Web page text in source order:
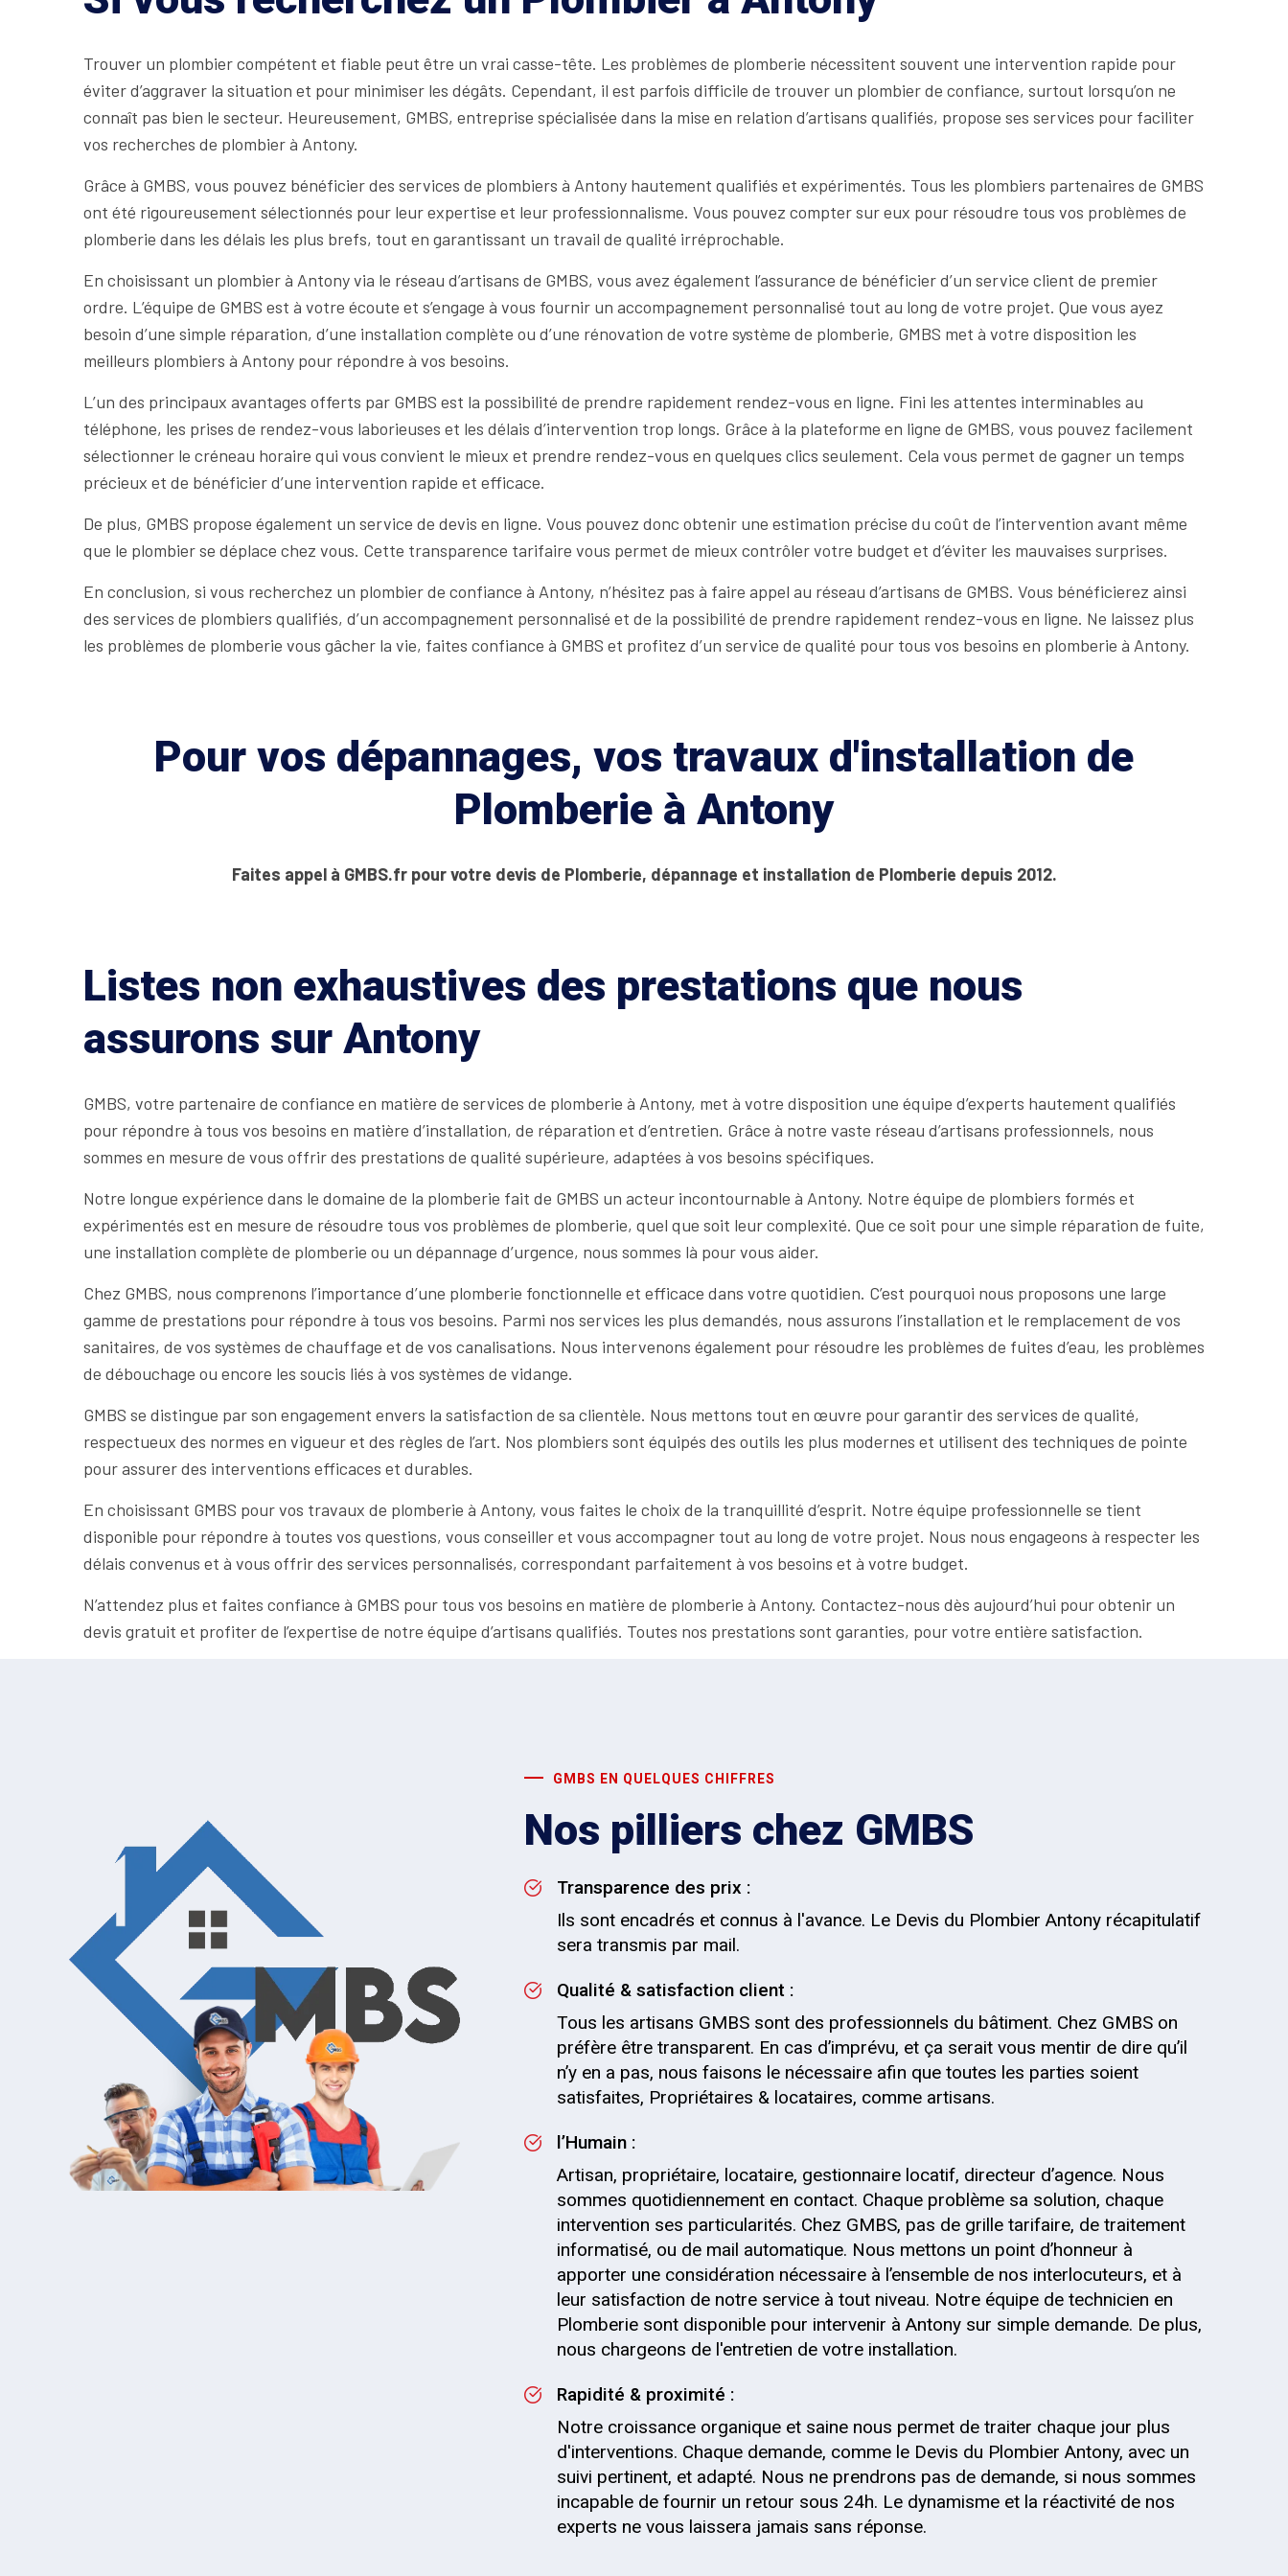
Trouver un plombier compétent et fiable peut être un vrai casse-tête. Les problèmes de plomberie nécessitent souvent une intervention rapide pour
éviter d’aggraver la situation et pour minimiser les dégâts. Cependant, il est parfois difficile de trouver un plombier de confiance, surtout lorsqu’on ne
connaît pas bien le secteur. Heureusement, GMBS, entreprise spécialisée dans la mise en relation d’artisans qualifiés, propose ses services pour faciliter
vos recherches de plombier à Antony.
Grâce à GMBS, vous pouvez bénéficier des services de plombiers à Antony hautement qualifiés et expérimentés. Tous les plombiers partenaires de GMBS
ont été rigoureusement sélectionnés pour leur expertise et leur professionnalisme. Vous pouvez compter sur eux pour résoudre tous vos problèmes de
plomberie dans les délais les plus brefs, tout en garantissant un travail de qualité irréprochable.
En choisissant un plombier à Antony via le réseau d’artisans de GMBS, vous avez également l’assurance de bénéficier d’un service client de premier
ordre. L’équipe de GMBS est à votre écoute et s’engage à vous fournir un accompagnement personnalisé tout au long de votre projet. Que vous ayez
besoin d’une simple réparation, d’une installation complète ou d’une rénovation de votre système de plomberie, GMBS met à votre disposition les
meilleurs plombiers à Antony pour répondre à vos besoins.
L’un des principaux avantages offerts par GMBS est la possibilité de prendre rapidement rendez-vous en ligne. Fini les attentes interminables au
téléphone, les prises de rendez-vous laborieuses et les délais d’intervention trop longs. Grâce à la plateforme en ligne de GMBS, vous pouvez facilement
sélectionner le créneau horaire qui vous convient le mieux et prendre rendez-vous en quelques clics seulement. Cela vous permet de gagner un temps
précieux et de bénéficier d’une intervention rapide et efficace.
De plus, GMBS propose également un service de devis en ligne. Vous pouvez donc obtenir une estimation précise du coût de l’intervention avant même
que le plombier se déplace chez vous. Cette transparence tarifaire vous permet de mieux contrôler votre budget et d’éviter les mauvaises surprises.
En conclusion, si vous recherchez un plombier de confiance à Antony, n’hésitez pas à faire appel au réseau d’artisans de GMBS. Vous bénéficierez ainsi
des services de plombiers qualifiés, d’un accompagnement personnalisé et de la possibilité de prendre rapidement rendez-vous en ligne. Ne laissez plus
les problèmes de plomberie vous gâcher la vie, faites confiance à GMBS et profitez d’un service de qualité pour tous vos besoins en plomberie à Antony.
Pour vos dépannages, vos travaux d'installation de
Plomberie à Antony
Faites appel à GMBS.fr pour votre devis de Plomberie, dépannage et installation de Plomberie depuis 2012.
Listes non exhaustives des prestations que nous
assurons sur Antony
GMBS, votre partenaire de confiance en matière de services de plomberie à Antony, met à votre disposition une équipe d’experts hautement qualifiés
pour répondre à tous vos besoins en matière d’installation, de réparation et d’entretien. Grâce à notre vaste réseau d’artisans professionnels, nous
sommes en mesure de vous offrir des prestations de qualité supérieure, adaptées à vos besoins spécifiques.
Notre longue expérience dans le domaine de la plomberie fait de GMBS un acteur incontournable à Antony. Notre équipe de plombiers formés et
expérimentés est en mesure de résoudre tous vos problèmes de plomberie, quel que soit leur complexité. Que ce soit pour une simple réparation de fuite,
une installation complète de plomberie ou un dépannage d’urgence, nous sommes là pour vous aider.
Chez GMBS, nous comprenons l’importance d’une plomberie fonctionnelle et efficace dans votre quotidien. C’est pourquoi nous proposons une large
gamme de prestations pour répondre à tous vos besoins. Parmi nos services les plus demandés, nous assurons l’installation et le remplacement de vos
sanitaires, de vos systèmes de chauffage et de vos canalisations. Nous intervenons également pour résoudre les problèmes de fuites d’eau, les problèmes
de débouchage ou encore les soucis liés à vos systèmes de vidange.
GMBS se distingue par son engagement envers la satisfaction de sa clientèle. Nous mettons tout en œuvre pour garantir des services de qualité,
respectueux des normes en vigueur et des règles de l’art. Nos plombiers sont équipés des outils les plus modernes et utilisent des techniques de pointe
pour assurer des interventions efficaces et durables.
En choisissant GMBS pour vos travaux de plomberie à Antony, vous faites le choix de la tranquillité d’esprit. Notre équipe professionnelle se tient
disponible pour répondre à toutes vos questions, vous conseiller et vous accompagner tout au long de votre projet. Nous nous engageons à respecter les
délais convenus et à vous offrir des services personnalisés, correspondant parfaitement à vos besoins et à votre budget.
N’attendez plus et faites confiance à GMBS pour tous vos besoins en matière de plomberie à Antony. Contactez-nous dès aujourd’hui pour obtenir un
devis gratuit et profiter de l’expertise de notre équipe d’artisans qualifiés. Toutes nos prestations sont garanties, pour votre entière satisfaction.
GMBS EN QUELQUES CHIFFRES
Nos pilliers chez GMBS
Transparence des prix :
Ils sont encadrés et connus à l'avance. Le Devis du Plombier Antony récapitulatif
sera transmis par mail.
Qualité & satisfaction client :
Tous les artisans GMBS sont des professionnels du bâtiment. Chez GMBS on
préfère être transparent. En cas d’imprévu, et ça serait vous mentir de dire qu’il
n’y en a pas, nous faisons le nécessaire afin que toutes les parties soient
satisfaites, Propriétaires & locataires, comme artisans.
l’Humain :
Artisan, propriétaire, locataire, gestionnaire locatif, directeur d’agence. Nous
sommes quotidiennement en contact. Chaque problème sa solution, chaque
intervention ses particularités. Chez GMBS, pas de grille tarifaire, de traitement
informatisé, ou de mail automatique. Nous mettons un point d’honneur à
apporter une considération nécessaire à l’ensemble de nos interlocuteurs, et à
leur satisfaction de notre service à tout niveau. Notre équipe de technicien en
Plomberie sont disponible pour intervenir à Antony sur simple demande. De plus,
nous chargeons de l'entretien de votre installation.
Rapidité & proximité :
Notre croissance organique et saine nous permet de traiter chaque jour plus
d'interventions. Chaque demande, comme le Devis du Plombier Antony, avec un
suivi pertinent, et adapté. Nous ne prendrons pas de demande, si nous sommes
incapable de fournir un retour sous 24h. Le dynamisme et la réactivité de nos
experts ne vous laissera jamais sans réponse.